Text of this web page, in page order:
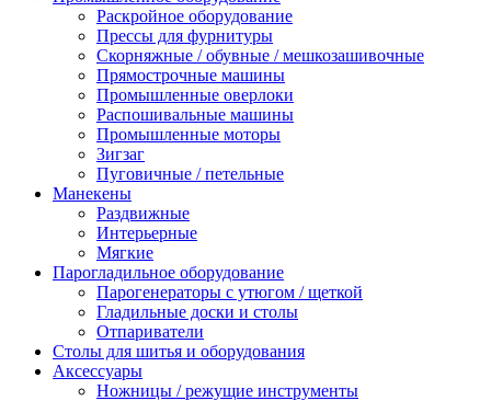
Раскройное оборудование
Прессы для фурнитуры
Скорняжные / обувные / мешкозашивочные
Прямострочные машины
Промышленные оверлоки
Распошивальные машины
Промышленные моторы
Зигзаг
Пуговичные / петельные
Манекены
Раздвижные
Интерьерные
Мягкие
Парогладильное оборудование
Парогенераторы с утюгом / щеткой
Гладильные доски и столы
Отпариватели
Столы для шитья и оборудования
Аксессуары
Ножницы / режущие инструменты